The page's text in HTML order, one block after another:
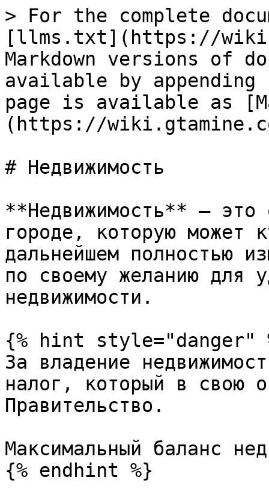
> For the complete
[llms.txt](https://
Markdown versions of
available by
page is available as
(https://
# Недвижимость
**Недвижимость** — это
городе, которую может
дальнейшем полностью
по своему желанию для
недвижимости.
{% hint style="danger"
За владение
налог, который в свою
Правительство.
Максимальный баланс
{% endhint %}